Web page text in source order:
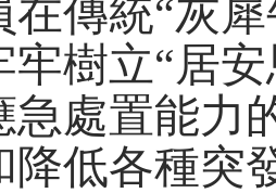
傳統“灰
牢樹立“居
急處置能力
降低各種突